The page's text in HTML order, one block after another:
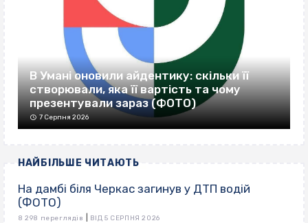
В Умані оновили айдентику: скільки її
створювали, яка її вартість та чому
презентували зараз (ФОТО)
7 Серпня 2026
НАЙБІЛЬШЕ ЧИТАЮТЬ
На дамбі біля Черкас загинув у ДТП водій
(ФОТО)
8 298 переглядів ВІД 5 СЕРПНЯ 2026